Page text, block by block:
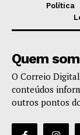
Política
Quem
O Correio
conteúdos
outros pontos